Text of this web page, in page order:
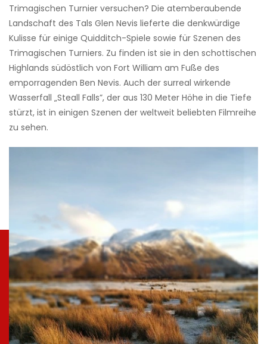
Trimagischen Turnier versuchen? Die atemberaubende
Landschaft des Tals Glen Nevis lieferte die denkwürdige
Kulisse für einige Quidditch-Spiele sowie für Szenen des
Trimagischen Turniers. Zu finden ist sie in den schottischen
Highlands südöstlich von Fort William am Fuße des
emporragenden Ben Nevis. Auch der surreal wirkende
Wasserfall „Steall Falls”, der aus 130 Meter Höhe in die Tiefe
stürzt, ist in einigen Szenen der weltweit beliebten Filmreihe
zu sehen.